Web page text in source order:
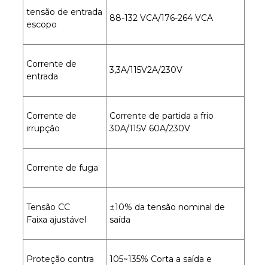
tensão de entrada
escopo
88-132 VCA/176-264 VCA
Corrente de
entrada
3,3A/115V2A/230V
Corrente de
irrupção
Corrente de partida a frio
30A/115V 60A/230V
Corrente de fuga
Tensão CC
Faixa ajustável
±10% da tensão nominal de
saída
Proteção contra
105~135% Corta a saída e